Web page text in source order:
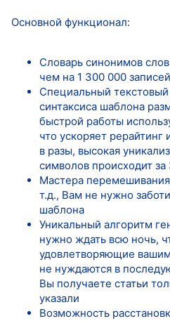
Основной функционал:
Словарь синонимов
чем на 1 300 000 записей
Специальный
синтаксиса шаблона
быстрой работы
что ускоряет
в разы, высокая
символов происходит
Мастера
т.д., Вам не нужно
шаблона
Уникальный алгоритм
нужно ждать всю ночь,
удовлетворяющие
не нуждаются в
Вы получаете статьи
указали
Возможность